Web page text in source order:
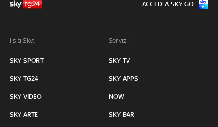
I siti Sky:
SKY SPORT
SKY TG24
SKY VIDEO
SKY ARTE
Servizi:
SKY TV
SKY APPS
NOW
SKY BAR
ACCEDI A SKY GO